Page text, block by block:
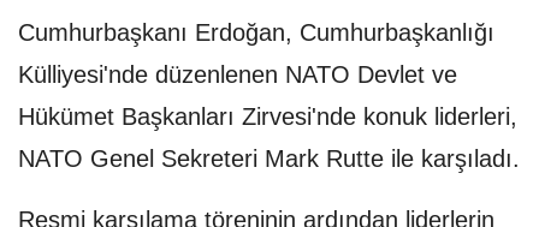
Cumhurbaşkanı Erdoğan, Cumhurbaşkanlığı
Külliyesi'nde düzenlenen NATO Devlet ve
Hükümet Başkanları Zirvesi'nde konuk liderleri,
NATO Genel Sekreteri Mark Rutte ile karşıladı.
Resmi karşılama töreninin ardından liderlerin